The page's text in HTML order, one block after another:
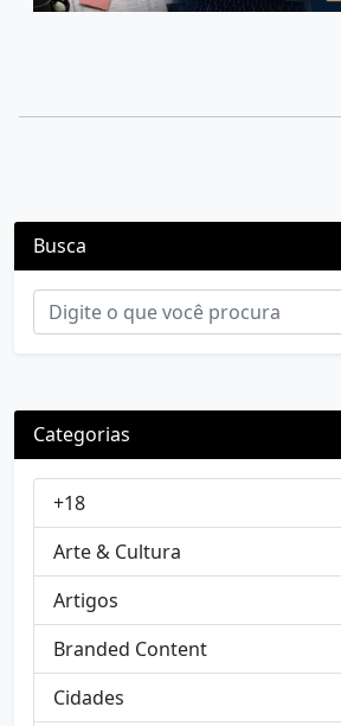
Busca
Categorias
+18
Arte & Cultura
Artigos
Branded Content
Cidades